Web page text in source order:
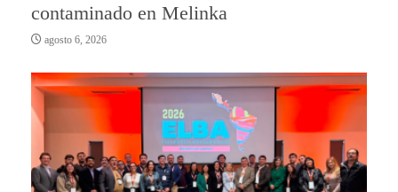
contaminado en Melinka
agosto 6, 2026